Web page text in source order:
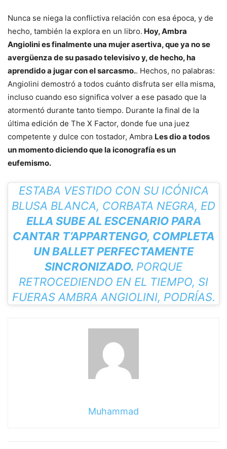
Nunca se niega la conflictiva relación con esa época, y de
hecho, también la explora en un libro. Hoy, Ambra
Angiolini es finalmente una mujer asertiva, que ya no se
avergüenza de su pasado televisivo y, de hecho, ha
aprendido a jugar con el sarcasmo.. Hechos, no palabras:
Angiolini demostró a todos cuánto disfruta ser ella misma,
incluso cuando eso significa volver a ese pasado que la
atormentó durante tanto tiempo. Durante la final de la
última edición de The X Factor, donde fue una juez
competente y dulce con tostador, Ambra Les dio a todos
un momento diciendo que la iconografía es un
eufemismo.
ESTABA VESTIDO CON SU ICÓNICA
BLUSA BLANCA, CORBATA NEGRA, ED
ELLA SUBE AL ESCENARIO PARA
CANTAR T’APPARTENGO, COMPLETA
UN BALLET PERFECTAMENTE
SINCRONIZADO. PORQUE
RETROCEDIENDO EN EL TIEMPO, SI
FUERAS AMBRA ANGIOLINI, PODRÍAS.
Muhammad